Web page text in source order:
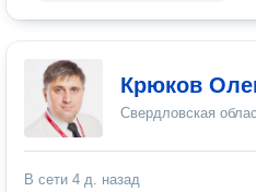
Крюков
Свердловская
В сети 4 д. назад